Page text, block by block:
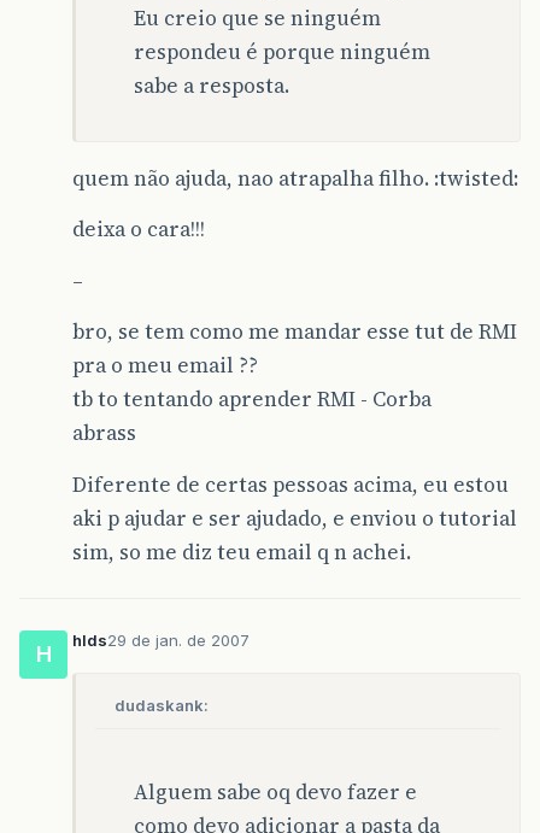
Eu creio que se ninguém
respondeu é porque ninguém
sabe a resposta.
quem não ajuda, nao atrapalha filho. :twisted:
deixa o cara!!!
–
bro, se tem como me mandar esse tut de RMI
pra o meu email ??
tb to tentando aprender RMI - Corba
abrass
Diferente de certas pessoas acima, eu estou
aki p ajudar e ser ajudado, e enviou o tutorial
sim, so me diz teu email q n achei.
H
hlds29 de jan. de 2007
dudaskank:
Alguem sabe oq devo fazer e
como devo adicionar a pasta da